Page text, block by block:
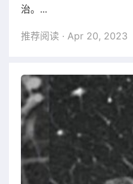
治。...
推荐阅读 · Apr 20, 2023